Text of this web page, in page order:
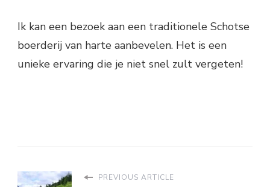
Ik kan een bezoek aan een traditionele Schotse
boerderij van harte aanbevelen. Het is een
unieke ervaring die je niet snel zult vergeten!
PREVIOUS ARTICLE